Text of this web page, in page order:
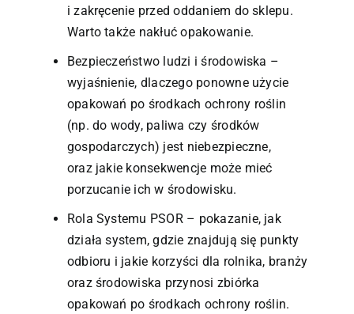
i zakręcenie przed oddaniem do sklepu.
Warto także nakłuć opakowanie.
Bezpieczeństwo ludzi i środowiska –
wyjaśnienie, dlaczego ponowne użycie
opakowań po środkach ochrony roślin
(np. do wody, paliwa czy środków
gospodarczych) jest niebezpieczne,
oraz jakie konsekwencje może mieć
porzucanie ich w środowisku.
Rola Systemu PSOR – pokazanie, jak
działa system, gdzie znajdują się punkty
odbioru i jakie korzyści dla rolnika, branży
oraz środowiska przynosi zbiórka
opakowań po środkach ochrony roślin.